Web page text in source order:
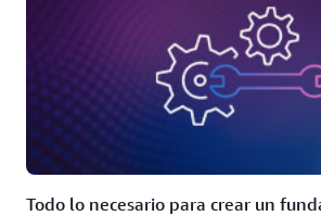
Todo lo necesario para crear un